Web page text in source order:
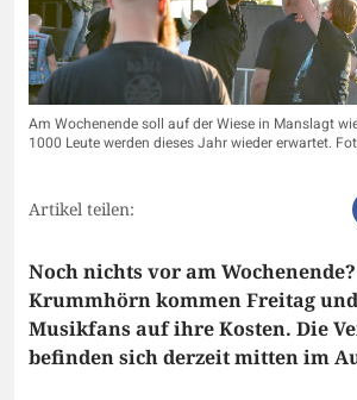
Am Wochenende soll auf der Wiese in Manslagt
1000 Leute werden dieses Jahr wieder erwartet.
Artikel teilen:
Noch nichts vor am
Krummhörn kommen Freitag
Musikfans auf ihre Kosten. Die
befinden sich derzeit mitten im